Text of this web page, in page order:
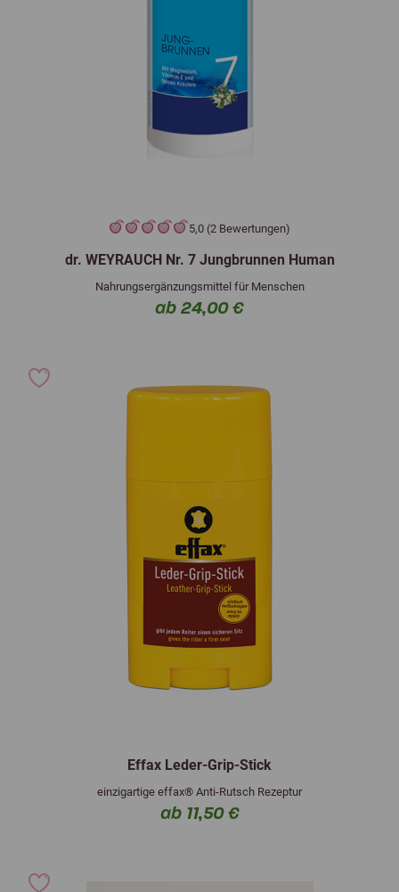
5,0 (2 Bewertungen)
dr. WEYRAUCH Nr. 7 Jungbrunnen Human
Nahrungsergänzungsmittel für Menschen
ab 24,00 €
Effax Leder-Grip-Stick
einzigartige effax® Anti-Rutsch Rezeptur
ab 11,50 €